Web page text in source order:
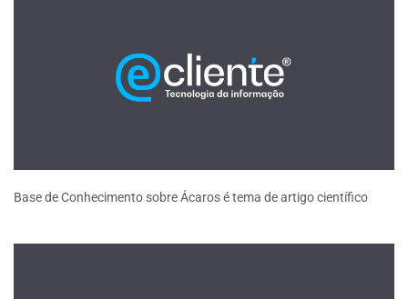
Base de Conhecimento sobre Ácaros é tema de artigo científico